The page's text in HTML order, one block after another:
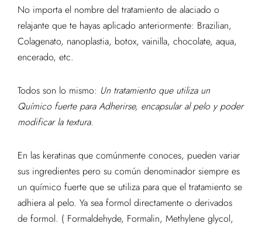
No importa el nombre del tratamiento de alaciado o
relajante que te hayas aplicado anteriormente: Brazilian,
Colagenato, nanoplastia, botox, vainilla, chocolate, aqua,
encerado, etc.
Todos son lo mismo: Un tratamiento que utiliza un
Químico fuerte para Adherirse, encapsular al pelo y poder
modificar la textura.
En las keratinas que comúnmente conoces, pueden variar
sus ingredientes pero su común denominador siempre es
un químico fuerte que se utiliza para que el tratamiento se
adhiera al pelo. Ya sea formol directamente o derivados
de formol. ( Formaldehyde, Formalin, Methylene glycol,